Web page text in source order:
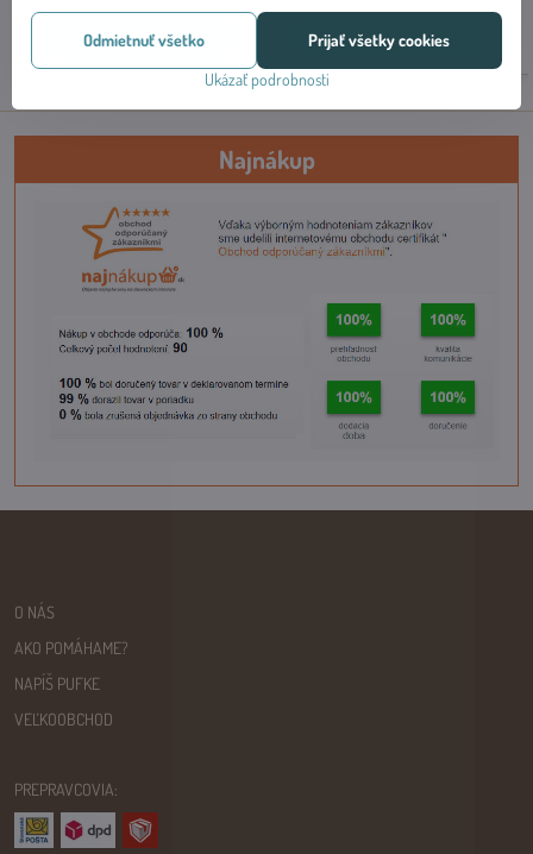
Zobraziť Zobraziť
Najnákup
O NÁS
AKO POMÁHAME?
NAPÍŠ PUFKE
VEĽKOOBCHOD
PREPRAVCOVIA:
Ukázať podrobnosti
Prijať všetky cookies
Odmietnuť všetko